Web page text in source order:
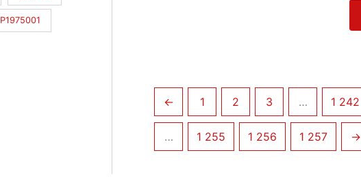
P1975001
← 1 2 3 … 1 242
… 1 255 1 256 1 257 →